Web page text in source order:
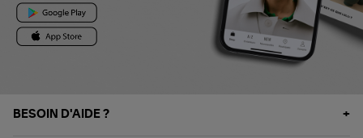
BESOIN D'AIDE ?